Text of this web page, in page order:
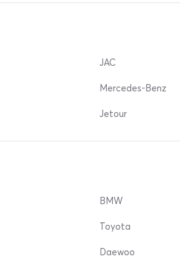
JAC
Mercedes-Benz
Jetour
BMW
Toyota
Daewoo